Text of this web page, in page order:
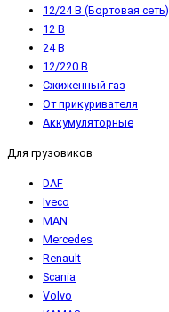
12/24 В (Бортовая сеть)
12 В
24 В
12/220 В
Сжиженный газ
От прикуривателя
Аккумуляторные
Для грузовиков
DAF
Iveco
MAN
Mercedes
Renault
Scania
Volvo